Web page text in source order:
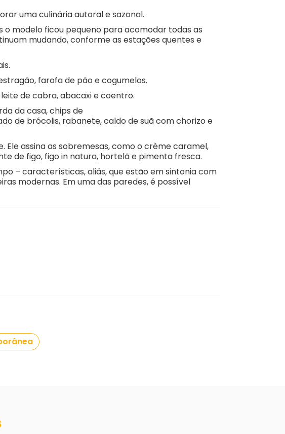
uma culinária autoral e sazonal.
modelo ficou pequeno para acomodar todas as
mudando, conforme as estações quentes e
farofa de pão e cogumelos.
de cabra, abacaxi e coentro.
da casa, chips de
de brócolis, rabanete, caldo de suã com chorizo e
assina as sobremesas, como o crème caramel,
de figo, figo in natura, hortelã e pimenta fresca.
– características, aliás, que estão em sintonia com
modernas. Em uma das paredes, é possível